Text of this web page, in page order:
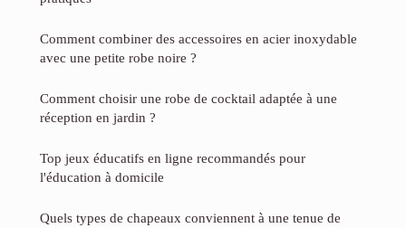
Comment combiner des accessoires en acier inoxydable
avec une petite robe noire ?
Comment choisir une robe de cocktail adaptée à une
réception en jardin ?
Top jeux éducatifs en ligne recommandés pour
l'éducation à domicile
Quels types de chapeaux conviennent à une tenue de